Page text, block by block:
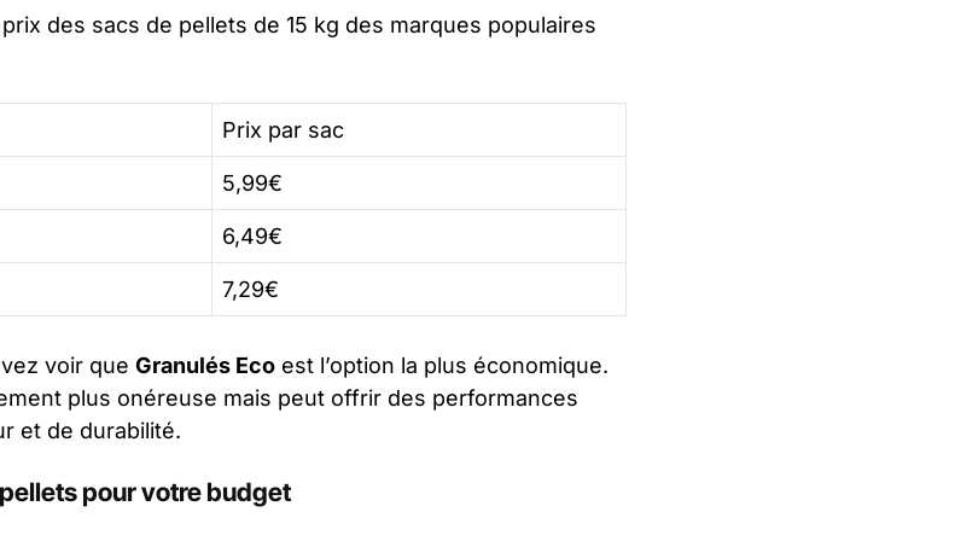
des sacs de pellets de 15 kg des marques populaires
Prix par sac
5,99€
6,49€
7,29€
voir que Granulés Eco est l’option la plus économique.
plus onéreuse mais peut offrir des performances
et de durabilité.
pour votre budget